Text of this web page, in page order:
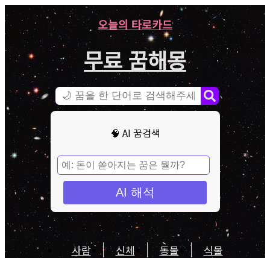
오늘의 타로카드
무료 꿈해몽
🧠 AI 꿈검색
AI 해석
사람 신체 동물 식물